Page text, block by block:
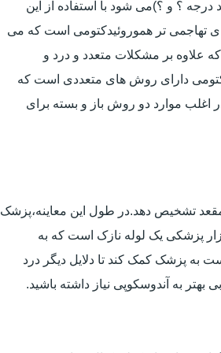
درجه ؟ و ؟)می شود با استفاده از این
تهاجمی تر هموروئیدکتومی است که می
که علاوه بر مشکلات متعدد و درد و
دارای روش های متعددی است که
اغلب موارد دو روش باز و بسته برای
تشخیص دهد.در طول این معاینه،پزشک
پزشکی یک لوله نازک است که به
به پزشک کمک کند تا دلایل دیگر درد
بهتر به آندوسکوپی نیاز داشته باشید.